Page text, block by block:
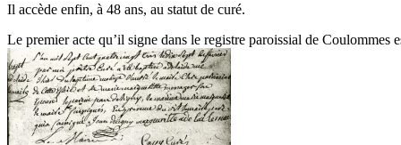
Il accède enfin, à 48 ans, au statut de curé.
Le premier acte qu’il signe dans le registre paroissial de